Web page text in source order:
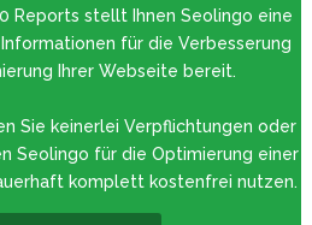
Reports stellt Ihnen Seolingo eine
für die Verbesserung
Ihrer Webseite bereit.
Sie keinerlei Verpflichtungen oder
Seolingo für die Optimierung einer
komplett kostenfrei nutzen.